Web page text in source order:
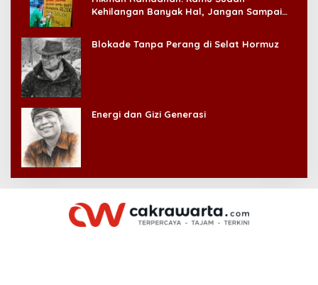
Kehilangan Banyak Hal, Jangan Sampai
Blokade Tanpa Perang di Selat Hormuz
Energi dan Gizi Generasi